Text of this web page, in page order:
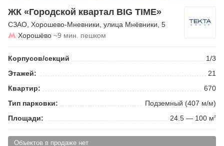
ЖК «Городской квартал BIG TIME»
СЗАО Хорошево-Мневники улица Мнёвники , 5
Хорошёво ~9 мин. пешком
Корпусов/секций
1/3
Этажей:
21
Квартир:
670
Тип парковки:
Подземный (407 м/м)
Площади:
24.5 — 100 м2
Объектов в продаже нет